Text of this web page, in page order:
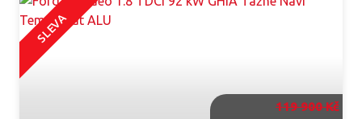
SLEVA
119 900 Kč